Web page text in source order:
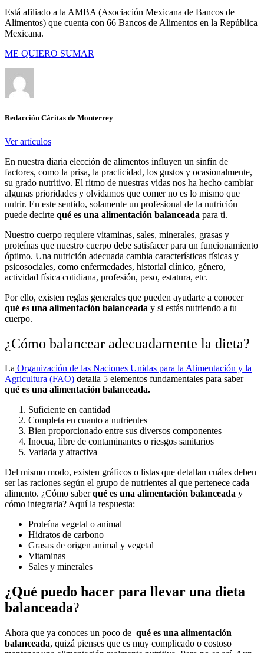
Está afiliado a la AMBA (Asociación Mexicana de Bancos de
Alimentos) que cuenta con 66 Bancos de Alimentos en la República
Mexicana.
ME QUIERO SUMAR
Redacción Cáritas de Monterrey
Ver artículos
En nuestra diaria elección de alimentos influyen un sinfín de
factores, como la prisa, la practicidad, los gustos y ocasionalmente,
su grado nutritivo. El ritmo de nuestras vidas nos ha hecho cambiar
algunas prioridades y olvidamos que comer no es lo mismo que
nutrir. En este sentido, solamente un profesional de la nutrición
puede decirte qué es una alimentación balanceada para ti.
Nuestro cuerpo requiere vitaminas, sales, minerales, grasas y
proteínas que nuestro cuerpo debe satisfacer para un funcionamiento
óptimo. Una nutrición adecuada cambia características físicas y
psicosociales, como enfermedades, historial clínico, género,
actividad física cotidiana, profesión, peso, estatura, etc.
Por ello, existen reglas generales que pueden ayudarte a conocer
qué es una alimentación balanceada y si estás nutriendo a tu
cuerpo.
¿Cómo balancear adecuadamente la dieta?
La Organización de las Naciones Unidas para la Alimentación y la
Agricultura (FAO) detalla 5 elementos fundamentales para saber
qué es una alimentación balanceada.
Suficiente en cantidad
Completa en cuanto a nutrientes
Bien proporcionado entre sus diversos componentes
Inocua, libre de contaminantes o riesgos sanitarios
Variada y atractiva
Del mismo modo, existen gráficos o listas que detallan cuáles deben
ser las raciones según el grupo de nutrientes al que pertenece cada
alimento. ¿Cómo saberqué es una alimentación balanceada y
cómo integrarla? Aquí la respuesta:
Proteína vegetal o animal
Hidratos de carbono
Grasas de origen animal y vegetal
Vitaminas
Sales y minerales
¿Qué puedo hacer para llevar una dieta
balanceada?
Ahora que ya conoces un poco de qué es una alimentación
balanceada, quizá pienses que es muy complicado o costoso